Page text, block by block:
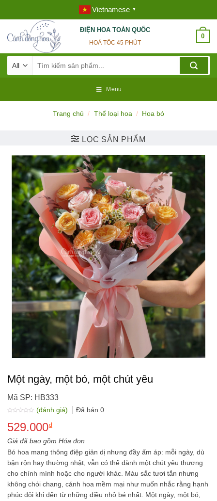
to
content
Vietnamese ▼
ĐIỆN HOA TOÀN QUỐC
HOẢ TỐC 45 PHÚT
0
kiếm:
Menu
Trang chủ / Thể loại hoa / Hoa bó
LỌC SẢN PHẨM
Một ngày, một bó, một chút yêu
Mã SP: HB333
xếp
hạng
5
sao
(đánh giá) Đã bán 0
529.000₫
Giá đã bao gồm Hóa đơn
Bó hoa mang thông điệp giản dị nhưng đầy ấm áp: mỗi ngày, dù
bận rộn hay thường nhật, vẫn có thể dành một chút yêu thương
cho chính mình hoặc cho người khác. Màu sắc tươi tắn nhưng
không chói chang, cánh hoa mềm mại như muốn nhắc rằng hạnh
phúc đôi khi đến từ những điều nhỏ bé nhất. Một ngày, một bó,